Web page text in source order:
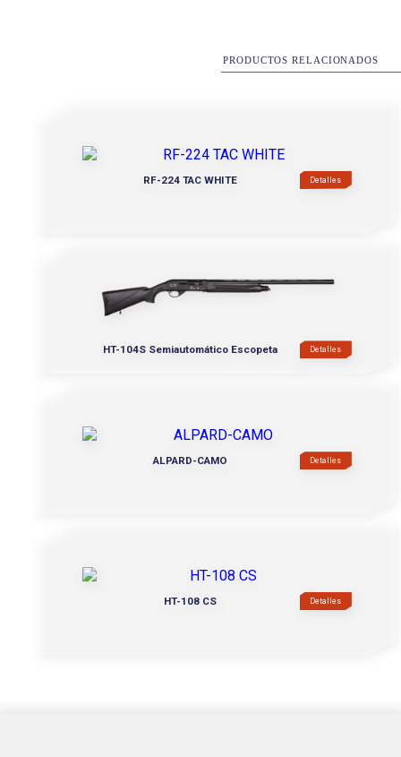
PRODUCTOS RELACIONADOS
RF-224 TAC WHITE Detalles
HT-104S Semiautomático Escopeta Detalles
ALPARD-CAMO Detalles
HT-108 CS Detalles